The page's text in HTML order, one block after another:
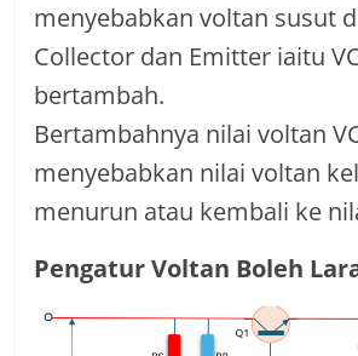
menyebabkan voltan susut
Collector dan Emitter iaitu
bertambah.
Bertambahnya nilai voltan
menyebabkan nilai voltan
menurun atau kembali ke
Pengatur Voltan Boleh